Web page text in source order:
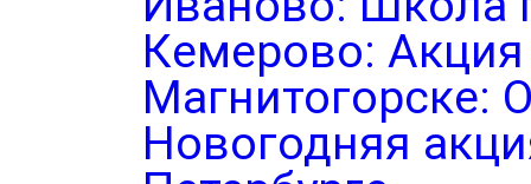
Кемерово:
Магнитогорске:
Новогодняя